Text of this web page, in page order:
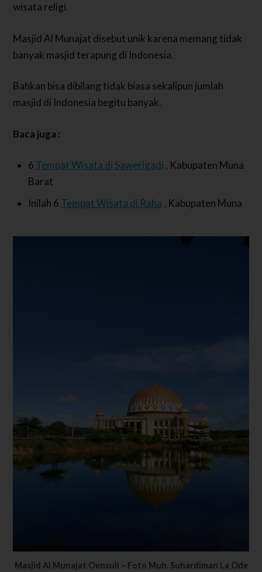
wisata religi.
Masjid Al Munajat disebut unik karena memang tidak
banyak masjid terapung di Indonesia.
Bahkan bisa dibilang tidak biasa sekalipun jumlah
masjid di Indonesia begitu banyak.
Baca juga :
6 Tempat Wisata di Sawerigadi , Kabupaten Muna
Barat
Inilah 6 Tempat Wisata di Raha , Kabupaten Muna
Masjid Al Munajat Oensuli – Foto Muh. Suhardiman La Ode